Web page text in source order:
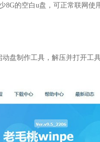
的空白u盘，可正常联网使
盘制作工具，解压并打开工具